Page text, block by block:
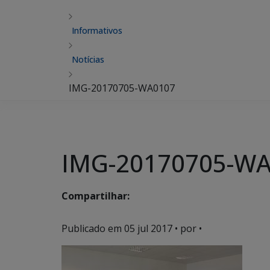
Informativos
Notícias
IMG-20170705-WA0107
IMG-20170705-
Compartilhar:
Publicado em 05 jul 2017 • por •